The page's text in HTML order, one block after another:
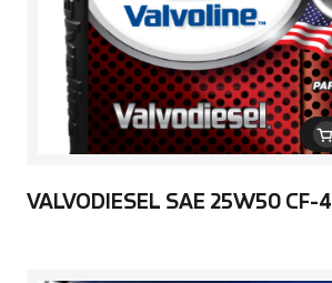
VALVODIESEL SAE 25W50 CF-4